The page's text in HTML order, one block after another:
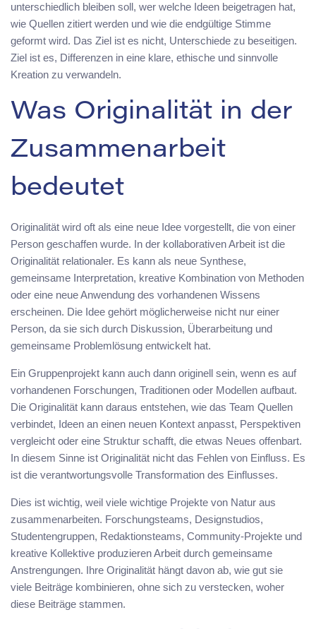
unterschiedlich bleiben soll, wer welche Ideen beigetragen hat,
wie Quellen zitiert werden und wie die endgültige Stimme
geformt wird. Das Ziel ist es nicht, Unterschiede zu beseitigen.
Ziel ist es, Differenzen in eine klare, ethische und sinnvolle
Kreation zu verwandeln.
Was Originalität in der
Zusammenarbeit
bedeutet
Originalität wird oft als eine neue Idee vorgestellt, die von einer
Person geschaffen wurde. In der kollaborativen Arbeit ist die
Originalität relationaler. Es kann als neue Synthese,
gemeinsame Interpretation, kreative Kombination von Methoden
oder eine neue Anwendung des vorhandenen Wissens
erscheinen. Die Idee gehört möglicherweise nicht nur einer
Person, da sie sich durch Diskussion, Überarbeitung und
gemeinsame Problemlösung entwickelt hat.
Ein Gruppenprojekt kann auch dann originell sein, wenn es auf
vorhandenen Forschungen, Traditionen oder Modellen aufbaut.
Die Originalität kann daraus entstehen, wie das Team Quellen
verbindet, Ideen an einen neuen Kontext anpasst, Perspektiven
vergleicht oder eine Struktur schafft, die etwas Neues offenbart.
In diesem Sinne ist Originalität nicht das Fehlen von Einfluss. Es
ist die verantwortungsvolle Transformation des Einflusses.
Dies ist wichtig, weil viele wichtige Projekte von Natur aus
zusammenarbeiten. Forschungsteams, Designstudios,
Studentengruppen, Redaktionsteams, Community-Projekte und
kreative Kollektive produzieren Arbeit durch gemeinsame
Anstrengungen. Ihre Originalität hängt davon ab, wie gut sie
viele Beiträge kombinieren, ohne sich zu verstecken, woher
diese Beiträge stammen.